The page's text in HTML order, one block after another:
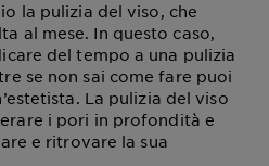
la pulizia del viso, che
al mese. In questo caso,
del tempo a una pulizia
se non sai come fare puoi
La pulizia del viso
i pori in profondità e
e ritrovare la sua